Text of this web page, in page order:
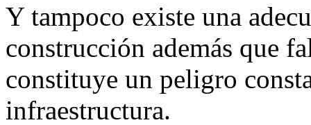
Y tampoco existe una
construcción además que
constituye un peligro
infraestructura.